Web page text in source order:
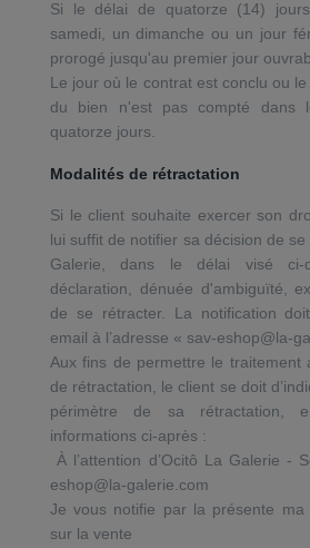
Si le délai de quatorze (14)
samedi, un dimanche ou un jour
prorogé jusqu'au premier jour
Le jour où le contrat est conclu ou
du bien n'est pas compté dans
quatorze jours.
Modalités de rétractation
Si le client souhaite exercer son
lui suffit de notifier sa décision de
Galerie, dans le délai visé ci-
déclaration, dénuée d'ambiguïté,
de se rétracter. La notification
email à l’adresse « sav-eshop@la-
Aux fins de permettre le traitement
de rétractation, le client se doit
périmètre de sa rétractation,
informations ci-après :
À l’attention d’Ocitô La Galerie -
eshop@la-galerie.com
Je vous notifie par la présente ma
sur la vente